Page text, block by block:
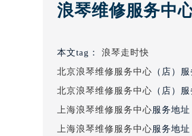
浪琴维修服务中
本文tag： 浪琴走时快
北京浪琴维修服务中心 （店）
北京浪琴维修服务中心 （店）
上海浪琴维修服务中心 服务地
上海浪琴维修服务中心 服务地